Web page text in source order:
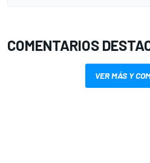
COMENTARIOS
VER MÁS Y